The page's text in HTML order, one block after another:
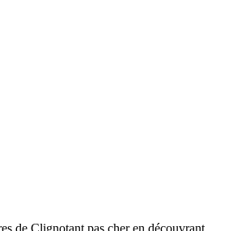
de Clignotant pas cher en découvrant